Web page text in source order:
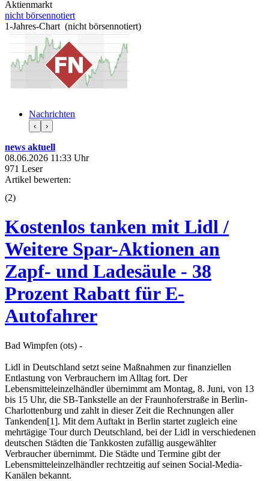
Aktienmarkt
nicht börsennotiert
1-Jahres-Chart (nicht börsennotiert)
Nachrichten
‹ ›
news aktuell
08.06.2026 11:33 Uhr
971 Leser
Artikel bewerten:
(2)
Kostenlos tanken mit Lidl /
Weitere Spar-Aktionen an
Zapf- und Ladesäule - 38
Prozent Rabatt für E-
Autofahrer
Bad Wimpfen (ots) -
Lidl in Deutschland setzt seine Maßnahmen zur finanziellen
Entlastung von Verbrauchern im Alltag fort. Der
Lebensmitteleinzelhändler übernimmt am Montag, 8. Juni, von 13
bis 15 Uhr, die SB-Tankstelle an der Fraunhoferstraße in Berlin-
Charlottenburg und zahlt in dieser Zeit die Rechnungen aller
Tankenden[1]. Mit dem Auftakt in Berlin startet zugleich eine
mehrtägige Tour durch Deutschland, bei der Lidl in verschiedenen
deutschen Städten die Tankkosten zufällig ausgewählter
Verbraucher übernimmt. Die Städte und Termine gibt der
Lebensmitteleinzelhändler rechtzeitig auf seinen Social-Media-
Kanälen bekannt.